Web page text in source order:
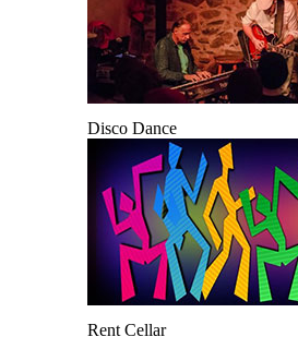
Disco Dance
Rent Cellar